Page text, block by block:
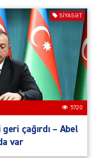
SIYASƏT
5720
çağırdı – Abel
var